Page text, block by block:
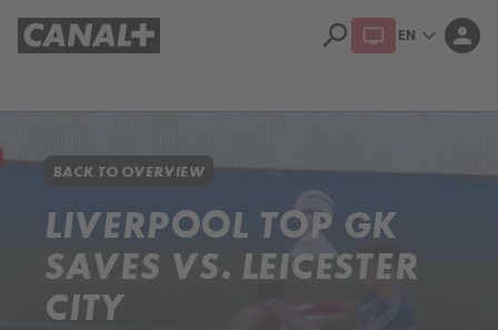
search EN expand_more person
BACK TO OVERVIEW
LIVERPOOL TOP GK
SAVES VS. LEICESTER
CITY